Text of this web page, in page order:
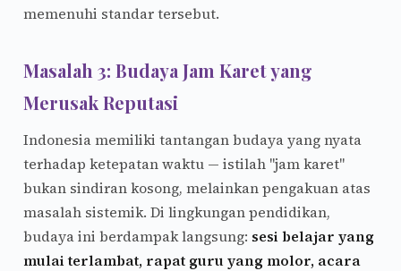
memenuhi standar tersebut.
Masalah 3: Budaya Jam Karet yang
Merusak Reputasi
Indonesia memiliki tantangan budaya yang nyata
terhadap ketepatan waktu — istilah "jam karet"
bukan sindiran kosong, melainkan pengakuan atas
masalah sistemik. Di lingkungan pendidikan,
budaya ini berdampak langsung: sesi belajar yang
mulai terlambat, rapat guru yang molor, acara